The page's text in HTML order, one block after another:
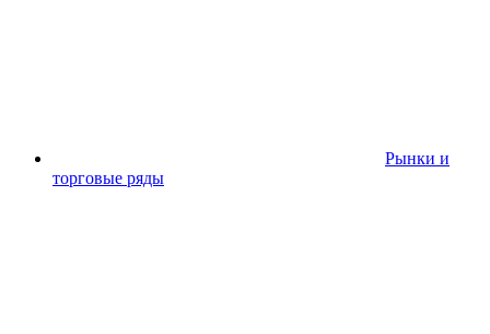
Рынки и
торговые ряды